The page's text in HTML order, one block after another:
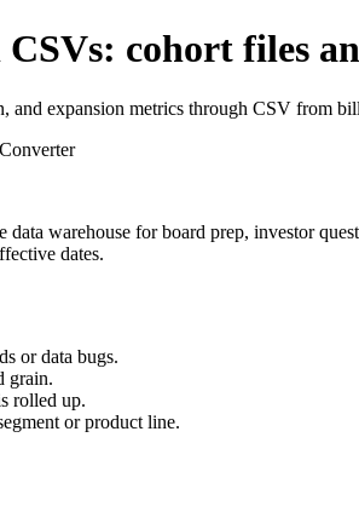
cohort files
expansion metrics through CSV from
data warehouse for board prep, investor
dates.
or data bugs.
grain.
rolled up.
or product line.